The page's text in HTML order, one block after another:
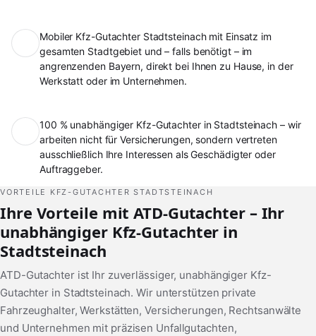
Mobiler Kfz-Gutachter Stadtsteinach mit Einsatz im
gesamten Stadtgebiet und – falls benötigt – im
angrenzenden Bayern, direkt bei Ihnen zu Hause, in der
Werkstatt oder im Unternehmen.
100 % unabhängiger Kfz-Gutachter in Stadtsteinach – wir
arbeiten nicht für Versicherungen, sondern vertreten
ausschließlich Ihre Interessen als Geschädigter oder
Auftraggeber.
VORTEILE KFZ-GUTACHTER STADTSTEINACH
Ihre Vorteile mit ATD-Gutachter – Ihr
unabhängiger Kfz-Gutachter in
Stadtsteinach
ATD-Gutachter ist Ihr zuverlässiger, unabhängiger Kfz-
Gutachter in Stadtsteinach. Wir unterstützen private
Fahrzeughalter, Werkstätten, Versicherungen, Rechtsanwälte
und Unternehmen mit präzisen Unfallgutachten,